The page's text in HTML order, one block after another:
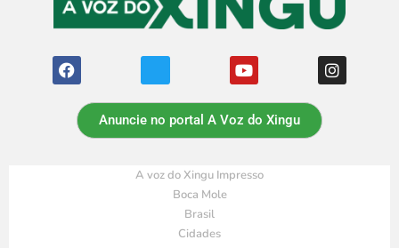
Anuncie no portal A Voz do Xingu
A voz do Xingu Impresso
Boca Mole
Brasil
Cidades